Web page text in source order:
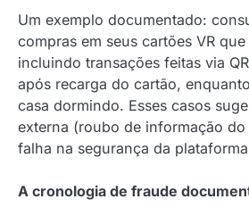
Um exemplo documentado:
compras em seus cartões VR
incluindo transações feitas via
após recarga do cartão,
casa dormindo. Esses casos
externa (roubo de informação
falha na segurança da
A cronologia de fraude